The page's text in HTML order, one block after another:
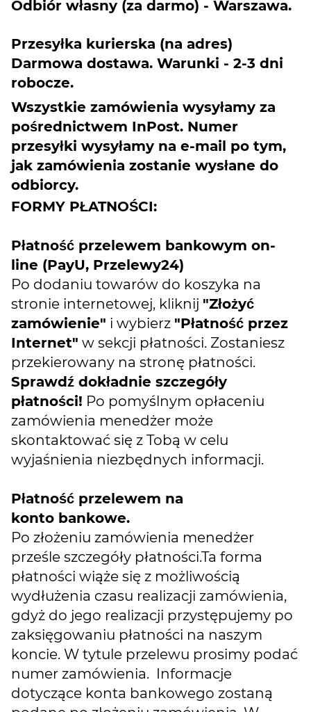
Odbiór własny (za darmo) - Warszawa.
Przesyłka kurierska (na adres)
Darmowa dostawa. Warunki - 2-3 dni
robocze.
Wszystkie zamówienia wysyłamy za
pośrednictwem InPost. Numer
przesyłki wysyłamy na e-mail po tym,
jak zamówienia zostanie wysłane do
odbiorcy.
FORMY PŁATNOŚCI:
Płatność przelewem bankowym on-
line (PayU, Przelewy24)
Po dodaniu towarów do koszyka na
stronie internetowej, kliknij "Złożyć
zamówienie" i wybierz "Płatność przez
Internet" w sekcji płatności. Zostaniesz
przekierowany na stronę płatności.
Sprawdź dokładnie szczegóły
płatności! Po pomyślnym opłaceniu
zamówienia menedżer może
skontaktować się z Tobą w celu
wyjaśnienia niezbędnych informacji.
Płatność przelewem na
konto bankowe.
Po złożeniu zamówienia menedżer
prześle szczegóły płatności.Ta forma
płatności wiąże się z możliwością
wydłużenia czasu realizacji zamówienia,
gdyż do jego realizacji przystępujemy po
zaksięgowaniu płatności na naszym
koncie. W tytule przelewu prosimy podać
numer zamówienia. Informacje
dotyczące konta bankowego zostaną